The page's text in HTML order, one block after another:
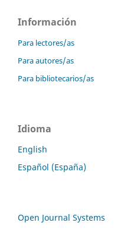
Información
Para lectores/as
Para autores/as
Para bibliotecarios/as
Idioma
English
Español (España)
Open Journal Systems